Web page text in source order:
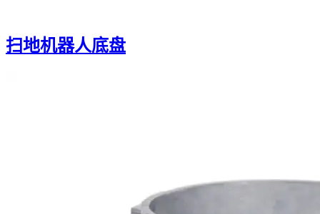
扫地机器人底盘